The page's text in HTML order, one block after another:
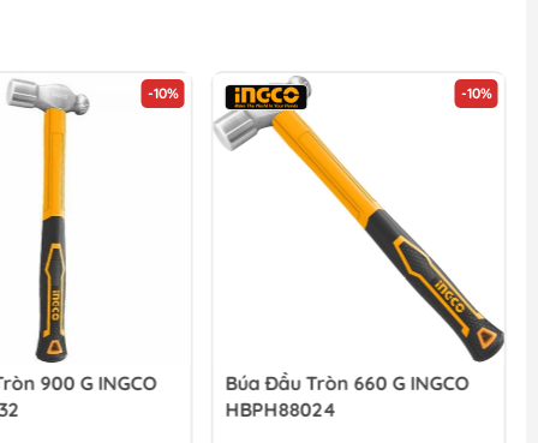
-10%
900 G INGCO
-10%
Búa Đầu Tròn 660 G INGCO
HBPH88024